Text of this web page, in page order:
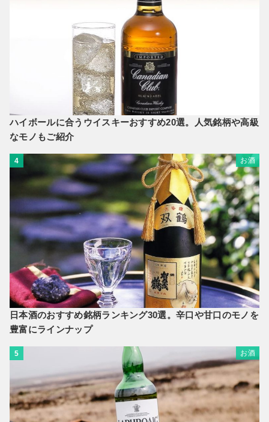
ハイボールに合うウイスキーおすすめ20選。人気銘柄や高級
なモノもご紹介
4 お酒
日本酒のおすすめ銘柄ランキング30選。辛口や甘口のモノを
豊富にラインナップ
5 お酒